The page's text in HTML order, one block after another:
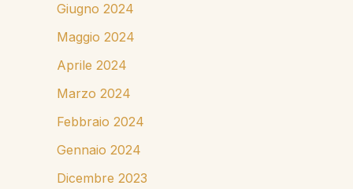
Giugno 2024
Maggio 2024
Aprile 2024
Marzo 2024
Febbraio 2024
Gennaio 2024
Dicembre 2023